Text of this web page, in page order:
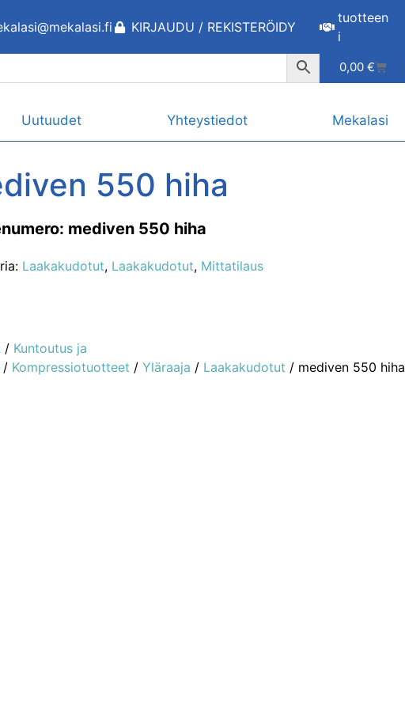
KIRJAUDU / REKISTERÖIDY
tuotteen
i
0,00 €
Uutuudet Yhteystiedot Mekalasi
550 hiha
mediven 550 hiha
Laakakudotut, Laakakudotut, Mittatilaus
/ Kuntoutus ja
/ Kompressiotuotteet /Yläraaja / Laakakudotut / mediven 550 hiha